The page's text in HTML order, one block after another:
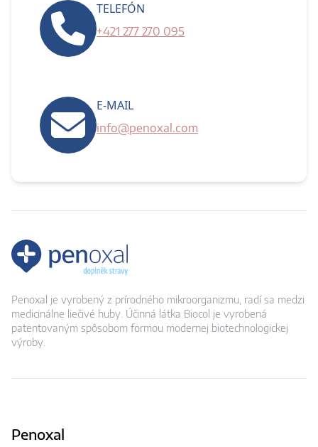
TELEFÓN
+421 277 270 095
E-MAIL
info@penoxal.com
Penoxal je vyrobený z prírodného mikroorganizmu, radí sa medzi
medicinálne liečivé huby. Účinná látka Biocol je vyrobená
patentovaným spôsobom formou modernej biotechnologickej
výroby.
Penoxal